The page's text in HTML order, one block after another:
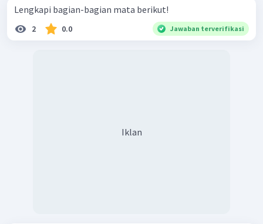
Lengkapi bagian-bagian mata berikut!
2 0.0 Jawaban terverifikasi
Iklan